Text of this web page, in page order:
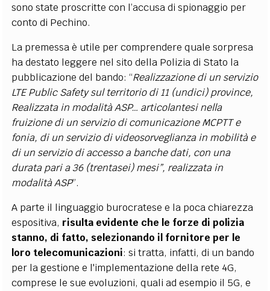
sono state proscritte con l’accusa di spionaggio per
conto di Pechino.
La premessa è utile per comprendere quale sorpresa
ha destato leggere nel sito della Polizia di Stato la
pubblicazione del bando: “Realizzazione di un servizio
LTE Public Safety sul territorio di 11 (undici) province,
Realizzata in modalità ASP… articolantesi nella
fruizione di un servizio di comunicazione MCPTT e
fonia, di un servizio di videosorveglianza in mobilità e
di un servizio di accesso a banche dati, con una
durata pari a 36 (trentasei) mesi”, realizzata in
modalità ASP”.
A parte il linguaggio burocratese e la poca chiarezza
espositiva, risulta evidente che le forze di polizia
stanno, di fatto, selezionando il fornitore per le
loro telecomunicazioni: si tratta, infatti, di un bando
per la gestione e l'implementazione della rete 4G,
comprese le sue evoluzioni, quali ad esempio il 5G, e